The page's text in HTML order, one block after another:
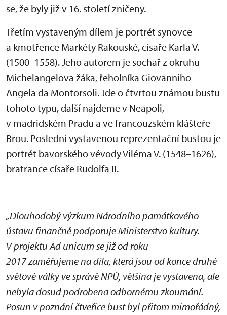
se, že byly již v 16. století zničeny.
Třetím vystaveným dílem je portrét synovce
a kmotřence Markéty Rakouské, císaře Karla V.
(1500–1558). Jeho autorem je sochař z okruhu
Michelangelova žáka, řeholníka Giovanniho
Angela da Montorsoli. Jde o čtvrtou známou bustu
tohoto typu, další najdeme v Neapoli,
v madridském Pradu a ve francouzském klášteře
Brou. Poslední vystavenou reprezentační bustou je
portrét bavorského vévody Viléma V. (1548–1626),
bratrance císaře Rudolfa II.
„Dlouhodobý výzkum Národního památkového
ústavu finančně podporuje Ministerstvo kultury.
V projektu Ad unicum se již od roku
2017 zaměřujeme na díla, která jsou od konce druhé
světové války ve správě NPÚ, většina je vystavena, ale
nebyla dosud podrobena odbornému zkoumání.
Posun v poznání čtveřice bust byl přitom mimořádný,